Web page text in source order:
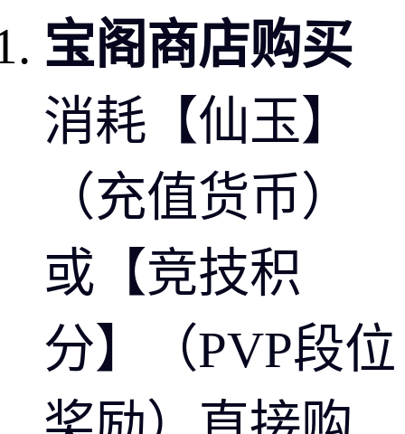
宝阁商店购买
消耗【仙玉】
（充值货币）
或【竞技积
分】（PVP段位